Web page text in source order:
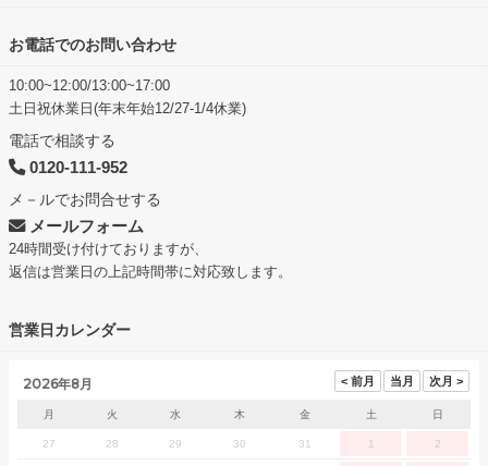
お電話でのお問い合わせ
10:00~12:00/13:00~17:00
土日祝休業日(年末年始12/27-1/4休業)
電話で相談する
0120-111-952
メ－ルでお問合せする
メールフォーム
24時間受け付けておりますが、
返信は営業日の上記時間帯に対応致します。
営業日カレンダー
2026年8月
月 火 水 木 金 土 日
27 28 29 30 31 1 2